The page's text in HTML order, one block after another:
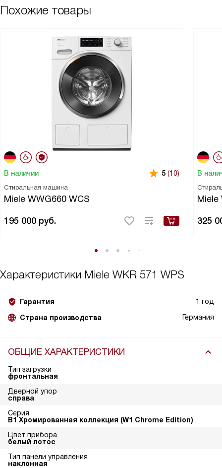
Похожие товары
В наличии 5 (10)
Стиральная машина
Miele WWG660 WCS
195 000 руб.
В
Miele
325
Характеристики Miele WKR 571 WPS
Гарантия 1 год
Страна производства Германия
ОБЩИЕ ХАРАКТЕРИСТИКИ
Тип загрузки
фронтальная
Дверной упор
справа
Серия
В1 Хромированная коллекция (W1 Chrome Edition)
Цвет прибора
белый лотос
Тип панели управления
наклонная